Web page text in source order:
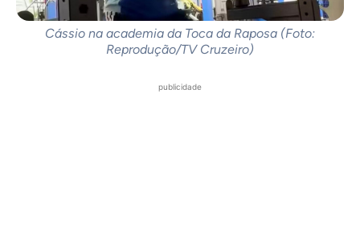
Cássio na academia da Toca da Raposa (Foto:
Reprodução/TV Cruzeiro)
publicidade